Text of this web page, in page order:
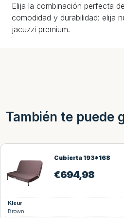
Elija la combinación perfecta
comodidad y durabilidad: elija
jacuzzi premium.
También te puede
Cubierta 193*168
€694,98
Kleur
Brown